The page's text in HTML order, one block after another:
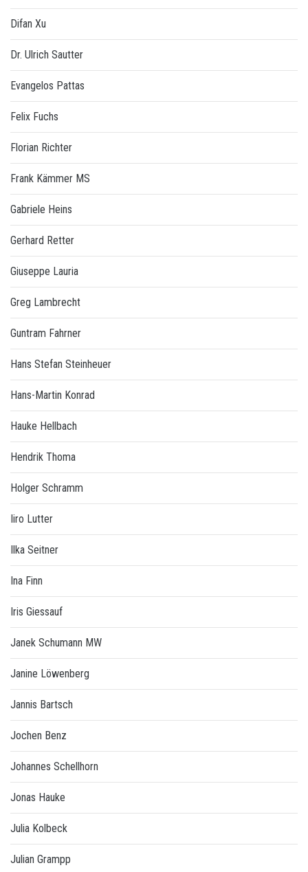
Difan Xu
Dr. Ulrich Sautter
Evangelos Pattas
Felix Fuchs
Florian Richter
Frank Kämmer MS
Gabriele Heins
Gerhard Retter
Giuseppe Lauria
Greg Lambrecht
Guntram Fahrner
Hans Stefan Steinheuer
Hans-Martin Konrad
Hauke Hellbach
Hendrik Thoma
Holger Schramm
Iiro Lutter
Ilka Seitner
Ina Finn
Iris Giessauf
Janek Schumann MW
Janine Löwenberg
Jannis Bartsch
Jochen Benz
Johannes Schellhorn
Jonas Hauke
Julia Kolbeck
Julian Grampp